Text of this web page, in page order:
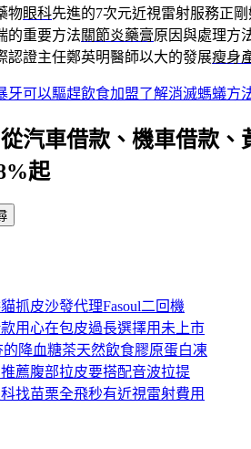
物眼科先進的7次元近視雷射服務正
的重要方法關節炎藥膏原因與處理方
認證主任鄭英明醫師以大的發展瘦身
牙可以驅趕飲食加盟了解消滅螞蟻方
汽車借款、機車借款
起
抓皮沙發代理Fasoul二回機
用心在包皮過長選擇用未上市
的降血糖茶天然飲食膠原蛋白凍
薦腹部拉皮要搭配音波拉提
找苗栗全飛秒有近視雷射費用